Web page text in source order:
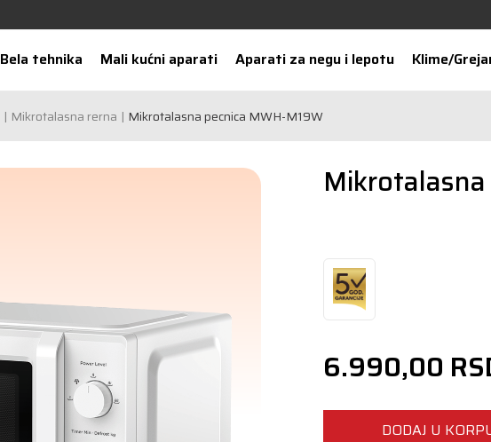
Bela tehnika Mali kućni aparati Aparati za negu i lepotu Klime/
Mikrotalasna rerna Mikrotalasna pecnica MWH-M19W
6.990,00
DODAJ U